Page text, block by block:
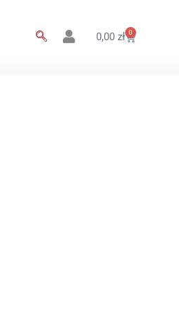
0,00 zł 0